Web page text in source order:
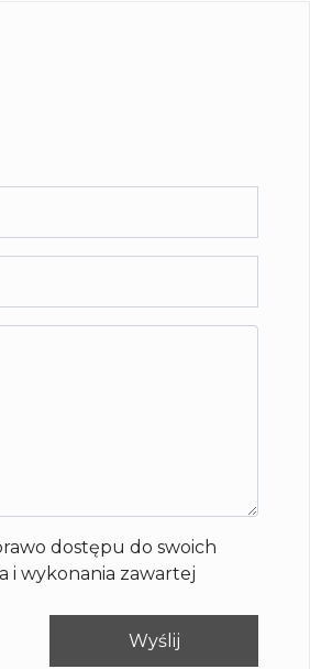
dostępu do swoich
i wykonania zawartej